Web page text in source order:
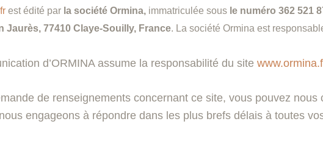
est édité par la société Ormina, immatriculée sous le numéro 362 521
Jaurès, 77410 Claye-Souilly, France. La société Ormina est
d’ORMINA assume la responsabilité du site
de renseignements concernant ce site, vous pouvez nous
engageons à répondre dans les plus brefs délais à toutes